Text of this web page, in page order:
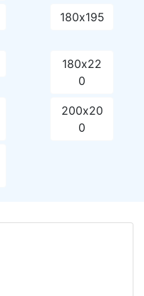
180х195
180х22
0
200х20
0